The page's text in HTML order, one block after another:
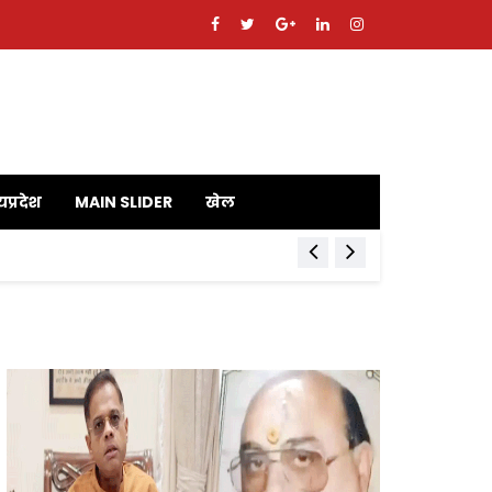
MAIN SLIDER खेल